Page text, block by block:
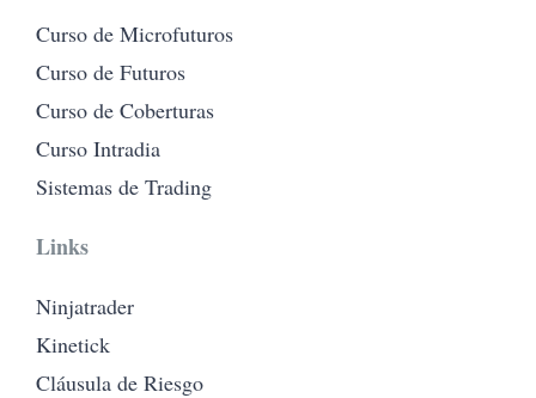
Curso de Microfuturos
Curso de Futuros
Curso de Coberturas
Curso Intradia
Sistemas de Trading
Links
Ninjatrader
Kinetick
Cláusula de Riesgo